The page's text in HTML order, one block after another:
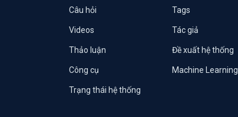
Câu hỏi Tags
Videos Tác giả
Thảo luận Đề xuất hệ thống
Công cụ Machine Learning
Trạng thái hệ thống